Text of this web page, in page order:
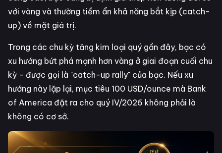
với vàng và thường tiềm ẩn khả năng bắt kịp (catch-
up) về mặt giá trị.
Trong các chu kỳ tăng kim loại quý gần đây, bạc có
xu hướng bứt phá mạnh hơn vàng ở giai đoạn cuối chu
kỳ - được gọi là "catch-up rally" của bạc. Nếu xu
hướng này lặp lại, mục tiêu 100 USD/ounce mà Bank
of America đặt ra cho quý IV/2026 không phải là
không có cơ sở.